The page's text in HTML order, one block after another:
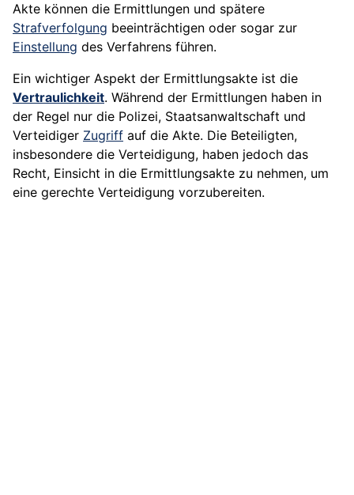
Akte können die Ermittlungen und spätere
Strafverfolgung beeinträchtigen oder sogar zur
Einstellung des Verfahrens führen.
Ein wichtiger Aspekt der Ermittlungsakte ist die
Vertraulichkeit. Während der Ermittlungen haben in
der Regel nur die Polizei, Staatsanwaltschaft und
Verteidiger Zugriff auf die Akte. Die Beteiligten,
insbesondere die Verteidigung, haben jedoch das
Recht, Einsicht in die Ermittlungsakte zu nehmen, um
eine gerechte Verteidigung vorzubereiten.